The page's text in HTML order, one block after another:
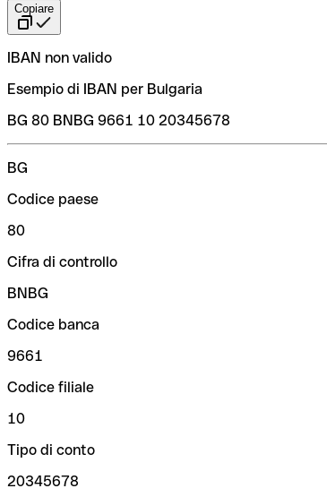
Copiare
IBAN non valido
Esempio di IBAN per Bulgaria
BG 80 BNBG 9661 10 20345678
BG
Codice paese
80
Cifra di controllo
BNBG
Codice banca
9661
Codice filiale
10
Tipo di conto
20345678